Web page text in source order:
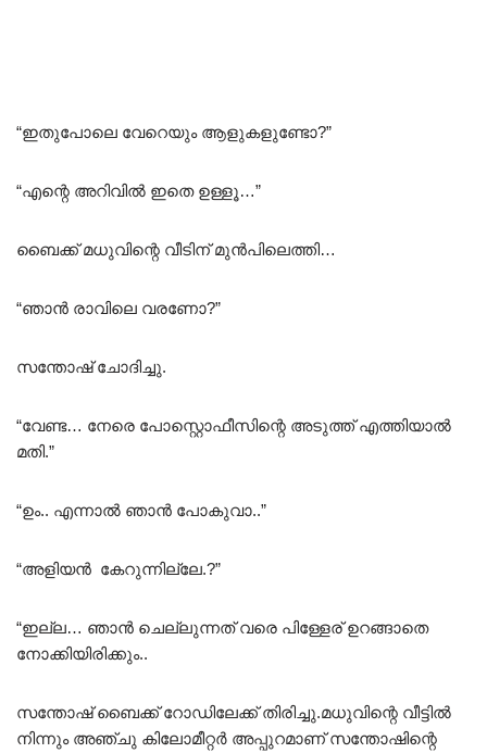
“ഇതുപോലെ വേറെയും ആളുകളുണ്ടോ?”
“എന്റെ അറിവിൽ ഇതെ ഉള്ളൂ…”
ബൈക്ക് മധുവിന്റെ വീടിന് മുൻപിലെത്തി…
“ഞാൻ രാവിലെ വരണോ?”
സന്തോഷ്‌ ചോദിച്ചു.
“വേണ്ട… നേരെ പോസ്റ്റൊഫീസിന്റെ അടുത്ത് എത്തിയാൽ
മതി.”
“ഉം.. എന്നാൽ ഞാൻ പോകുവാ..”
“അളിയൻ കേറുന്നില്ലേ.?”
“ഇല്ല… ഞാൻ ചെല്ലുന്നത് വരെ പിള്ളേര് ഉറങ്ങാതെ
നോക്കിയിരിക്കും..
സന്തോഷ്‌ ബൈക്ക് റോഡിലേക്ക് തിരിച്ചു.മധുവിന്റെ വീട്ടിൽ
നിന്നും അഞ്ചു കിലോമീറ്റർ അപ്പുറമാണ് സന്തോഷിന്റെ